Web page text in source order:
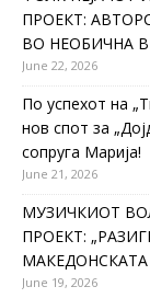
ПРОЕКТ:
ВО НЕОБИЧНА
June 22, 2026
По успехот на
нов спот за
сопруга Марија!
June 21, 2026
МУЗИЧКИОТ
ПРОЕКТ:
МАКЕДОНСКАТА
June 19, 2026